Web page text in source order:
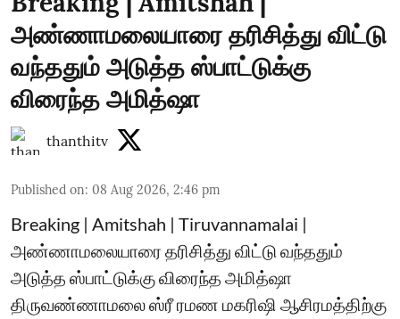
அண்ணாமலையாரை தரிசித்து விட்டு
வந்ததும் அடுத்த ஸ்பாட்டுக்கு
விரைந்த அமித்ஷா
thanthitv
Published on: 08 Aug 2026, 2:46 pm
Breaking | Amitshah | Tiruvannamalai |
அண்ணாமலையாரை தரிசித்து விட்டு வந்ததும்
அடுத்த ஸ்பாட்டுக்கு விரைந்த அமித்ஷா
திருவண்ணாமலை ஸ்ரீ ரமண மகரிஷி ஆசிரமத்திற்கு